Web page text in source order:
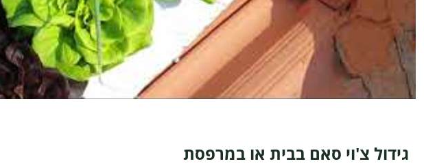
גידול צ'וי סאם בבית או במרפסת